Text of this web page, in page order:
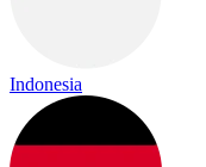
Indonesia